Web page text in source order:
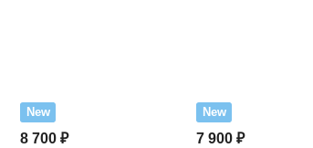
New
8 700 ₽
New
7 900 ₽